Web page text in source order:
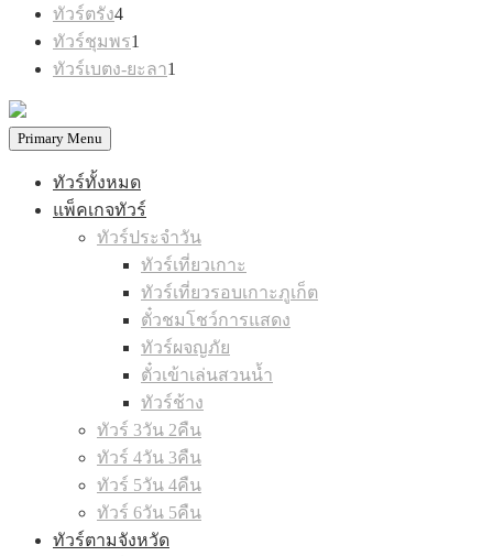
ทัวร์ตรัง4
สินค้า
ทัวร์ชุมพร1
สินค้า
ทัวร์เบตง-ยะลา1
Primary Menu
ทัวร์ทั้งหมด
แพ็คเกจทัวร์
ทัวร์ประจำวัน
ทัวร์เที่ยวเกาะ
ทัวร์เที่ยวรอบเกาะภูเก็ต
ตั๋วชมโชว์การแสดง
ทัวร์ผจญภัย
ตั๋วเข้าเล่นสวนน้ำ
ทัวร์ช้าง
ทัวร์ 3วัน 2คืน
ทัวร์ 4วัน 3คืน
ทัวร์ 5วัน 4คืน
ทัวร์ 6วัน 5คืน
ทัวร์ตามจังหวัด